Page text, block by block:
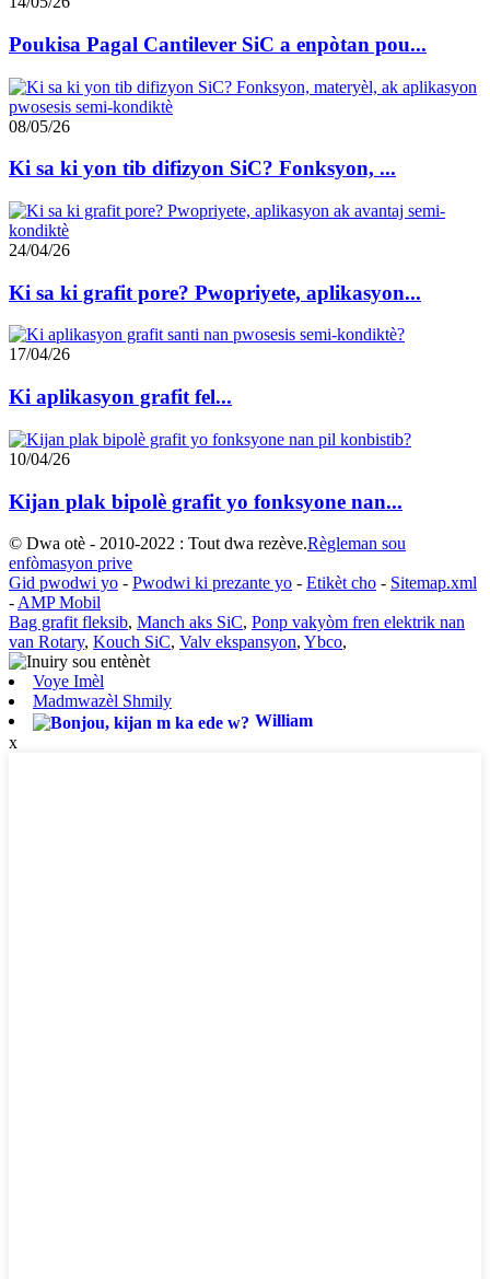
Poukisa Pagal Cantilever SiC a enpòtan pou...
08/05/26
Ki sa ki yon tib difizyon SiC? Fonksyon, ...
24/04/26
Ki sa ki grafit pore? Pwopriyete, aplikasyon...
17/04/26
Ki aplikasyon grafit fel...
10/04/26
Kijan plak bipolè grafit yo fonksyone nan...
© Dwa otè - 2010-2022 : Tout dwa rezève.Règleman sou
enfòmasyon prive
Gid pwodwi yo - Pwodwi ki prezante yo - Etikèt cho - Sitemap.xml
- AMP Mobil
Bag grafit fleksib, Manch aks SiC, Ponp vakyòm fren elektrik nan
van Rotary, Kouch SiC, Valv ekspansyon, Ybco,
Voye Imèl
Madmwazèl Shmily
William
x